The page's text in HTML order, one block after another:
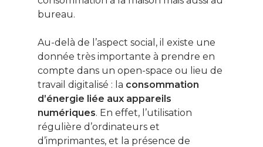
bureau.
Au-delà de l’aspect social, il existe une
donnée très importante à prendre en
compte dans un open-space ou lieu de
travail digitalisé : la consommation
d’énergie liée aux appareils
numériques. En effet, l’utilisation
régulière d’ordinateurs et
d’imprimantes, et la présence de